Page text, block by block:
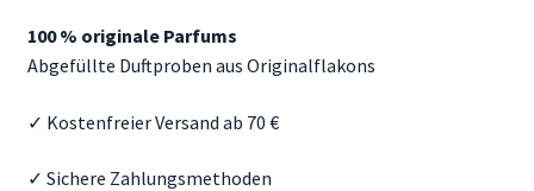
Duftberatung & FAQ
bis
100 % originale Parfums
Abgefüllte Duftproben aus Originalflakons
✓ Kostenfreier Versand ab 70 €
✓ Sichere Zahlungsmethoden